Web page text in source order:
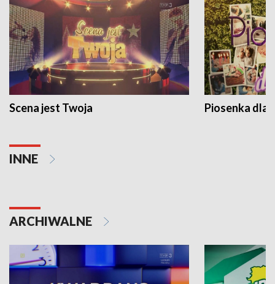
Scena jest Twoja Piosenka dla
INNE
ARCHIWALNE